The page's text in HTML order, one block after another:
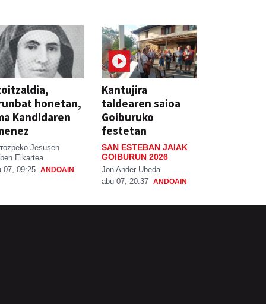
honetan,
Kandidaren
Jesusen
Elkartea
07, 09:25 ANDOAIN
Kantujira
taldearen saioa
Goiburuko
festetan
SAN ESTEBAN JAIAK
GOIBURUN 2026
Jon Ander Ubeda
abu 07, 20:37 ANDOAIN